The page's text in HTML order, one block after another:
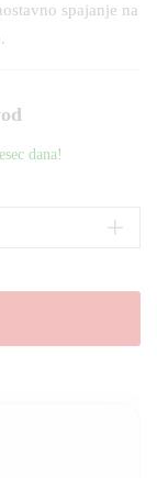
spajanje na
dana!